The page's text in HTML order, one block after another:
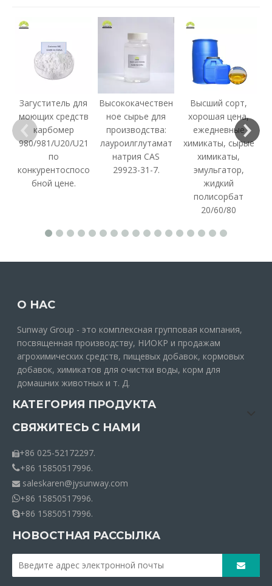
Кормовые добавки,
витаминный премикс,
порошковый корм, рыбный
премикс для усилителя
роста рыбы
Высококачественный
кормовой порошок
бикарбоната калия
Этоксихин КАС 91-53-2 на
Порошок бикарбоната
высокой чистоты дешевой
Горячие продажи
кормового класса белого
порошка моногидрата
C6h12o6
SUNWAY Кормовые
добавки, премикс для
способствуют здоровому
SUNWAY Премикс для
корма для животных,
птицы, домашнего скота,
мешок, способствует
здоровому росту
бройлеров. Питательные
Повышение
производительности яиц.
Загуститель для
моющих средств
карбомер
980/981/U20/U21
по
конкурентоспосо
бной цене.
Высококачествен
ное сырье для
производства:
лауроилглутамат
натрия CAS
29923-31-7.
Высший сорт,
хорошая цена,
ежедневные
химикаты, сырые
химикаты,
эмульгатор,
жидкий
полисорбат
20/60/80
О НАС
Sunway Group - это комплексная групповая компания,
посвященная производству, НИОКР и продажам
агрохимических средств, пищевых добавок, кормовых
добавок, химикатов для очистки воды, корм для
домашних животных и т. Д.
КАТЕГОРИЯ ПРОДУКТА
СВЯЖИТЕСЬ С НАМИ
+86 025-52172297.
+86 15850517996.
 saleskaren@jysunway.com
+86 15850517996.
+86 15850517996.
НОВОСТНАЯ РАССЫЛКА